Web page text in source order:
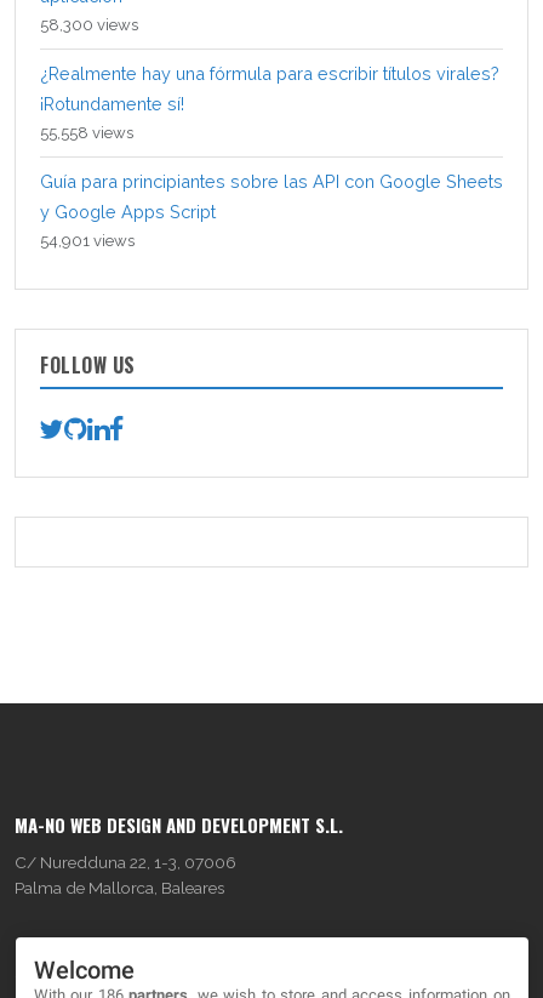
58,300 views
¿Realmente hay una fórmula para escribir títulos virales?
¡Rotundamente sí!
55,558 views
Guía para principiantes sobre las API con Google Sheets
y Google Apps Script
54,901 views
FOLLOW US
MA-NO WEB DESIGN AND DEVELOPMENT S.L.
C/ Nuredduna 22, 1-3, 07006
Palma de Mallorca, Baleares
Welcome
With our 186partners , we wish to store and access information on